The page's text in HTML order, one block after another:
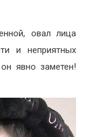
овал лица
и неприятных
явно заметен!